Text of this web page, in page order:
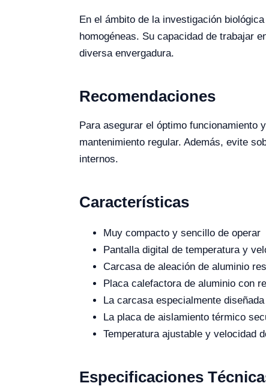
En el ámbito de la investigación
homogéneas. Su capacidad de trabajar
diversa envergadura.
Recomendaciones
Para asegurar el óptimo funcionamiento
mantenimiento regular. Además, evite
internos.
Características
Muy compacto y sencillo de operar
Pantalla digital de temperatura y
Carcasa de aleación de aluminio
Placa calefactora de aluminio con
La carcasa especialmente
La placa de aislamiento térmico
Temperatura ajustable y velocidad
Especificaciones